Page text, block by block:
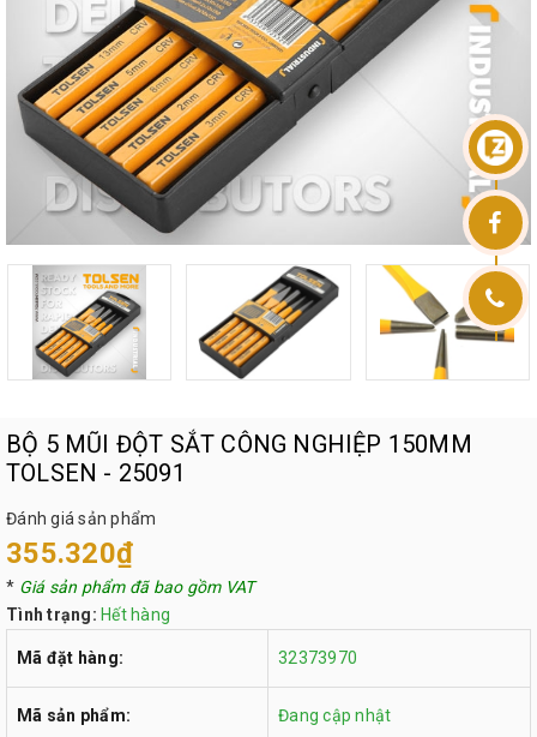
BỘ 5 MŨI ĐỘT SẮT CÔNG NGHIỆP 150MM
TOLSEN - 25091
Đánh giá sản phẩm
355.320₫
* Giá sản phẩm đã bao gồm VAT
Tình trạng: Hết hàng
Mã đặt hàng: 32373970
Mã sản phẩm: Đang cập nhật